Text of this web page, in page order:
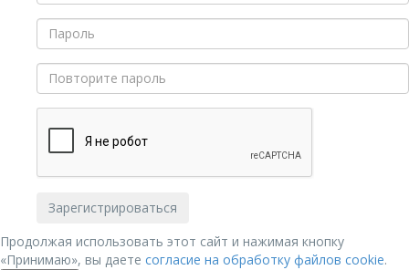
Продолжая использовать этот сайт и нажимая кнопку
«Принимаю», вы даете согласие на обработку файлов cookie.